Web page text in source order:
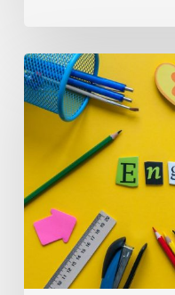
Cara
Belajar
Bahasa
Inggris
Lancar
Dalam
2
Minggu